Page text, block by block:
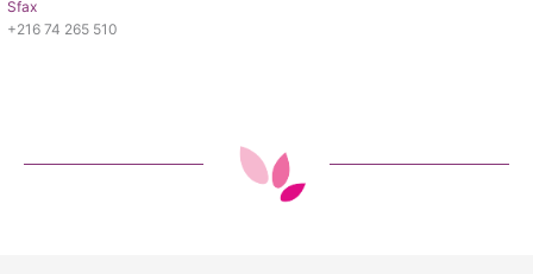
Sfax
+216 74 265 510